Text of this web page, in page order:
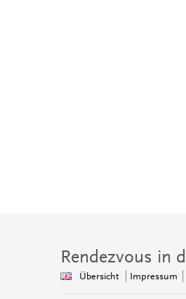
Rendezvous in
Übersicht Impressum